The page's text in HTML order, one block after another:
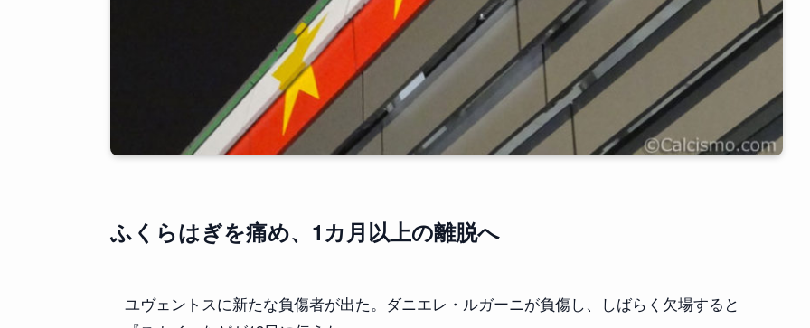
ふくらはぎを痛め、1カ月以上の離脱へ
ユヴェントスに新たな負傷者が出た。ダニエレ・ルガーニが負傷し、しばらく欠場すると